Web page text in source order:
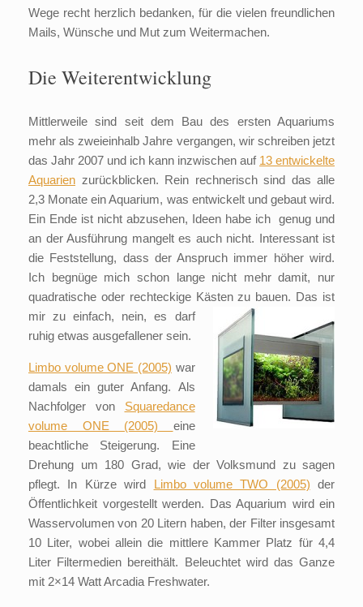
Wege recht herzlich bedanken, für die vielen freundlichen
Mails, Wünsche und Mut zum Weitermachen.
Die Weiterentwicklung
Mittlerweile sind seit dem Bau des ersten Aquariums
mehr als zweieinhalb Jahre vergangen, wir schreiben jetzt
das Jahr 2007 und ich kann inzwischen auf 13 entwickelte
Aquarien zurückblicken. Rein rechnerisch sind das alle
2,3 Monate ein Aquarium, was entwickelt und gebaut wird.
Ein Ende ist nicht abzusehen, Ideen habe ich genug und
an der Ausführung mangelt es auch nicht. Interessant ist
die Feststellung, dass der Anspruch immer höher wird.
Ich begnüge mich schon lange nicht mehr damit, nur
quadratische oder rechteckige Kästen zu bauen. Das ist
mir zu einfach, nein, es darf
ruhig etwas ausgefallener sein.
Limbo volume ONE (2005) war
damals ein guter Anfang. Als
Nachfolger von Squaredance
volume ONE (2005) eine
beachtliche Steigerung. Eine
Drehung um 180 Grad, wie der Volksmund zu sagen
pflegt. In Kürze wird Limbo volume TWO (2005) der
Öffentlichkeit vorgestellt werden. Das Aquarium wird ein
Wasservolumen von 20 Litern haben, der Filter insgesamt
10 Liter, wobei allein die mittlere Kammer Platz für 4,4
Liter Filtermedien bereithält. Beleuchtet wird das Ganze
mit 2×14 Watt Arcadia Freshwater.